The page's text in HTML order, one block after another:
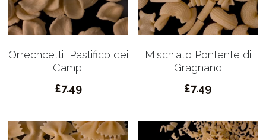
Orrechcetti, Pastifico dei
Campi
£7.49
Mischiato Pontente di
Gragnano
£7.49